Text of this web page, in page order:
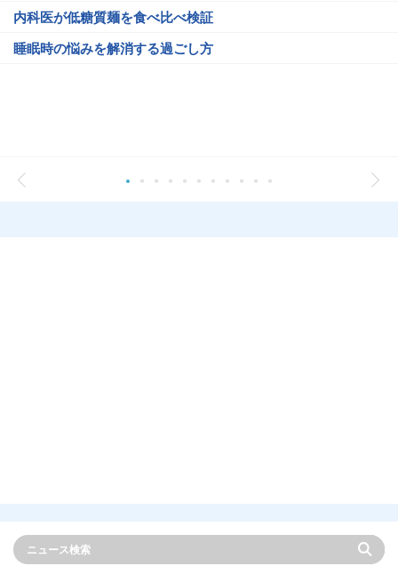
内科医が低糖質麺を食べ比べ検証
睡眠時の悩みを解消する過ごし方